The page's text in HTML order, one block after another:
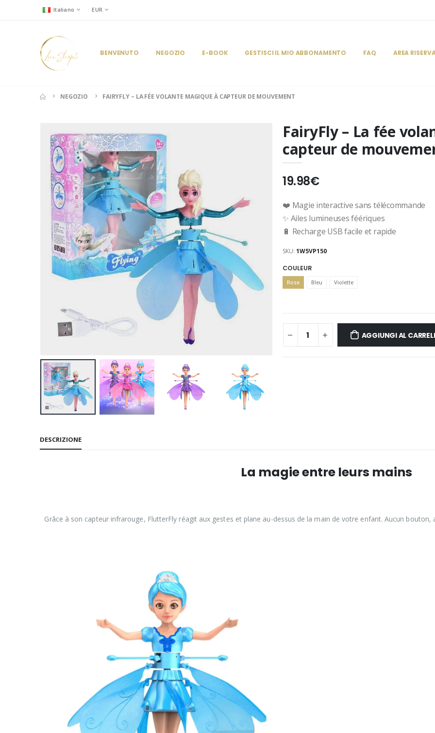
Italiano EUR
BENVENUTO NEGOZIO E-BOOK GESTISCI IL MIO ABBONAMENTO FAQ AREA
NEGOZIO FAIRYFLY – LA FÉE VOLANTE MAGIQUE À CAPTEUR DE MOUVEMENT
FairyFly – La fée
capteur de
19.98€
❤️ Magie interactive sans télécommande
✨ Ailes lumineuses féériques
🔋 Recharge USB facile et rapide
SKU:1W5VP150
COULEUR
Rose Bleu Violette
AGGIUNGI AL
DESCRIZIONE
La magie entre leurs mains
Grâce à son capteur infrarouge, FlutterFly réagit aux gestes et plane au-dessus de la main de votre enfant. Aucun